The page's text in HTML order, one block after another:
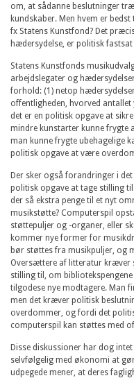
om, at sådanne beslutninger
kundskaber. Men hvem er
fx Statens Kunstfond? Det
hædersydelse, er politisk
Statens Kunstfonds
arbejdslegater og
forhold: (1) netop
offentligheden, hvorved
det er en politisk opgave at
mindre kunstarter kunne frygte
man kunne frygte ubehagelige
politisk opgave at være
Der sker også forandringer i
politisk opgave at tage stilling
der så ekstra penge til et nyt
musikstøtte? Computerspil
støttepuljer og -organer, eller
kommer nye former for
bør støttes fra musikpuljer, og
Oversættere af litteratur kræver
stilling til, om
tilgodese nye modtagere. Man
men det kræver politisk
overdommer, og fordi det
computerspil kan støttes med
Disse diskussioner har dog
selvfølgelig med økonomi at
udpegede mener, at deres